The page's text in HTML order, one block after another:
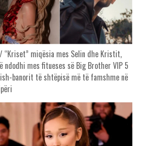
“Kriset” miqësia mes Selin dhe Kristit,
ndodhi mes fitueses së Big Brother VIP 5
banorit të shtëpisë më të famshme në